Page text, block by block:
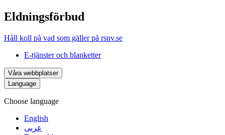
Eldningsförbud
Håll koll på vad som gäller på rsnv.se
E-tjänster och blanketter
Våra webbplatser
Language
Choose language
English
عربى